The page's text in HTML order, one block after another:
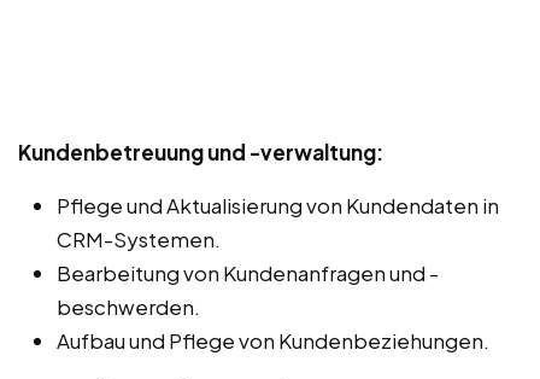
Kundenbetreuung und -verwaltung:
Pflege und Aktualisierung von Kundendaten in
CRM-Systemen.
Bearbeitung von Kundenanfragen und -
beschwerden.
Aufbau und Pflege von Kundenbeziehungen.